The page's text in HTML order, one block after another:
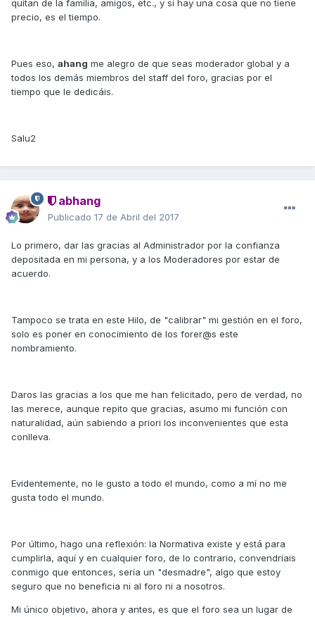
quitan de la familia, amigos, etc., y si hay una cosa que no tiene
precio, es el tiempo.
Pues eso, ahang me alegro de que seas moderador global y a
todos los demás miembros del staff del foro, gracias por el
tiempo que le dedicáis.
Salu2
abhang
Publicado 17 de Abril del 2017
Lo primero, dar las gracias al Administrador por la confianza
depositada en mi persona, y a los Moderadores por estar de
acuerdo.
Tampoco se trata en este Hilo, de "calibrar" mi gestión en el foro,
solo es poner en conocimiento de los forer@s este
nombramiento.
Daros las gracias a los que me han felicitado, pero de verdad, no
las merece, aunque repito que gracias, asumo mi función con
naturalidad, aún sabiendo a priori los inconvenientes que esta
conlleva.
Evidentemente, no le gusto a todo el mundo, como a mí no me
gusta todo el mundo.
Por último, hago una reflexión: la Normativa existe y está para
cumplirla, aquí y en cualquier foro, de lo contrario, convendríais
conmigo que entonces, sería un "desmadre", algo que estoy
seguro que no beneficia ni al foro ni a nosotros.
Mi único objetivo, ahora y antes, es que el foro sea un lugar de